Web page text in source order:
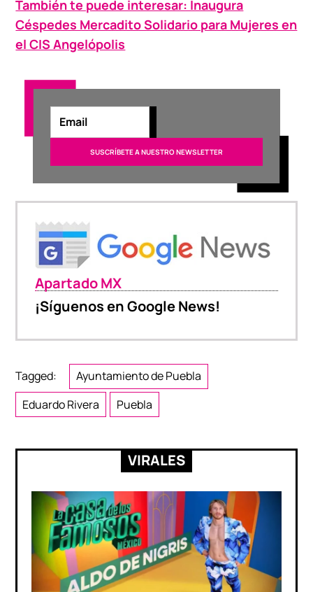
También te puede interesar: Inaugura
Céspedes Mercadito Solidario para Mujeres en
el CIS Angelópolis
Apartado MX
¡Síguenos en Google News!
Tagged:
Ayuntamiento de Puebla
Eduardo Rivera
Puebla
VIRALES